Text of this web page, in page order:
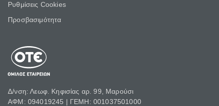
Ρυθμίσεις Cookies
Προσβασιμότητα
Δ/νση: Λεωφ. Κηφισίας αρ. 99, Μαρούσι
ΑΦΜ: 094019245 | ΓΕΜΗ: 001037501000